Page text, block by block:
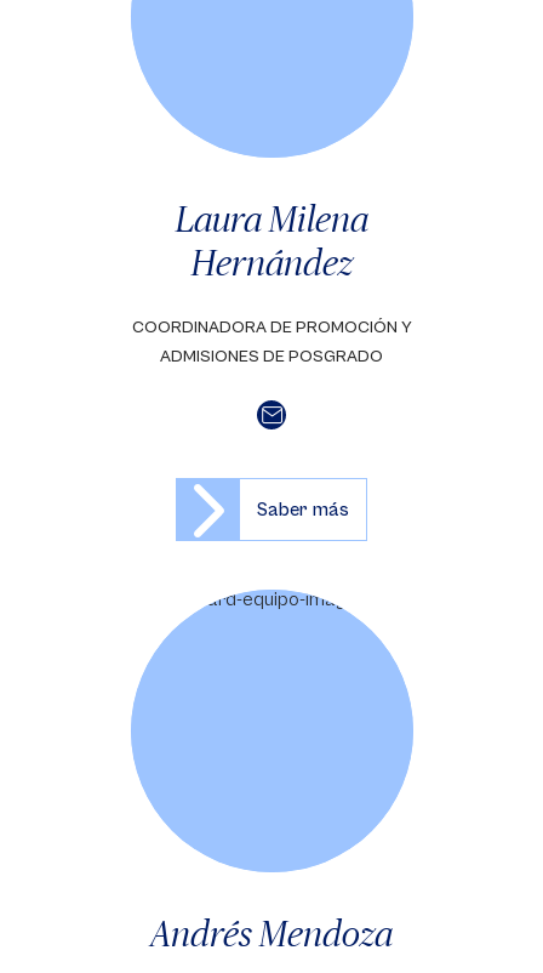
Laura Milena
Hernández
COORDINADORA DE PROMOCIÓN Y
ADMISIONES DE POSGRADO
Saber más
Andrés Mendoza